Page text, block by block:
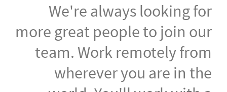
We're always looking for
more great people to join our
team. Work remotely from
wherever you are in the